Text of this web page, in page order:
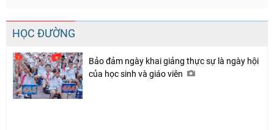
Chia sẻ
HỌC ĐƯỜNG
Bảo đảm ngày khai giảng thực sự là ngày hội
của học sinh và giáo viên